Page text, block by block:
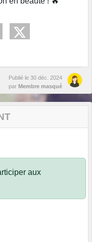
Publié le 30 déc. 2024
par Membre masqué
aux